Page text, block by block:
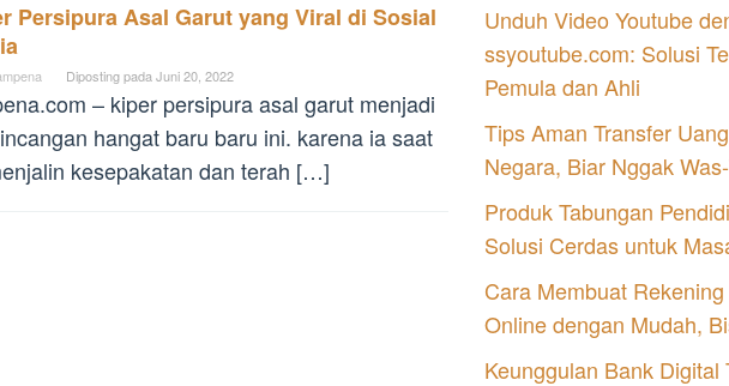
Persipura Asal Garut yang Viral di Sosial
Diposting pada Juni 20, 2022
– kiper persipura asal garut menjadi
hangat baru baru ini. karena ia saat
kesepakatan dan terah […]
Unduh Video Youtube
ssyoutube.com: Solusi
Pemula dan Ahli
Tips Aman Transfer
Negara, Biar Nggak
Produk Tabungan
Solusi Cerdas untuk
Cara Membuat
Online dengan Mudah,
Keunggulan Bank Digital